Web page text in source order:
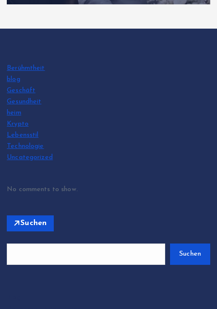
Berühmtheit
blog
Geschäft
Gesundheit
heim
Krypto
Lebensstil
Technologie
Uncategorized
No comments to show.
Suchen
Suchen